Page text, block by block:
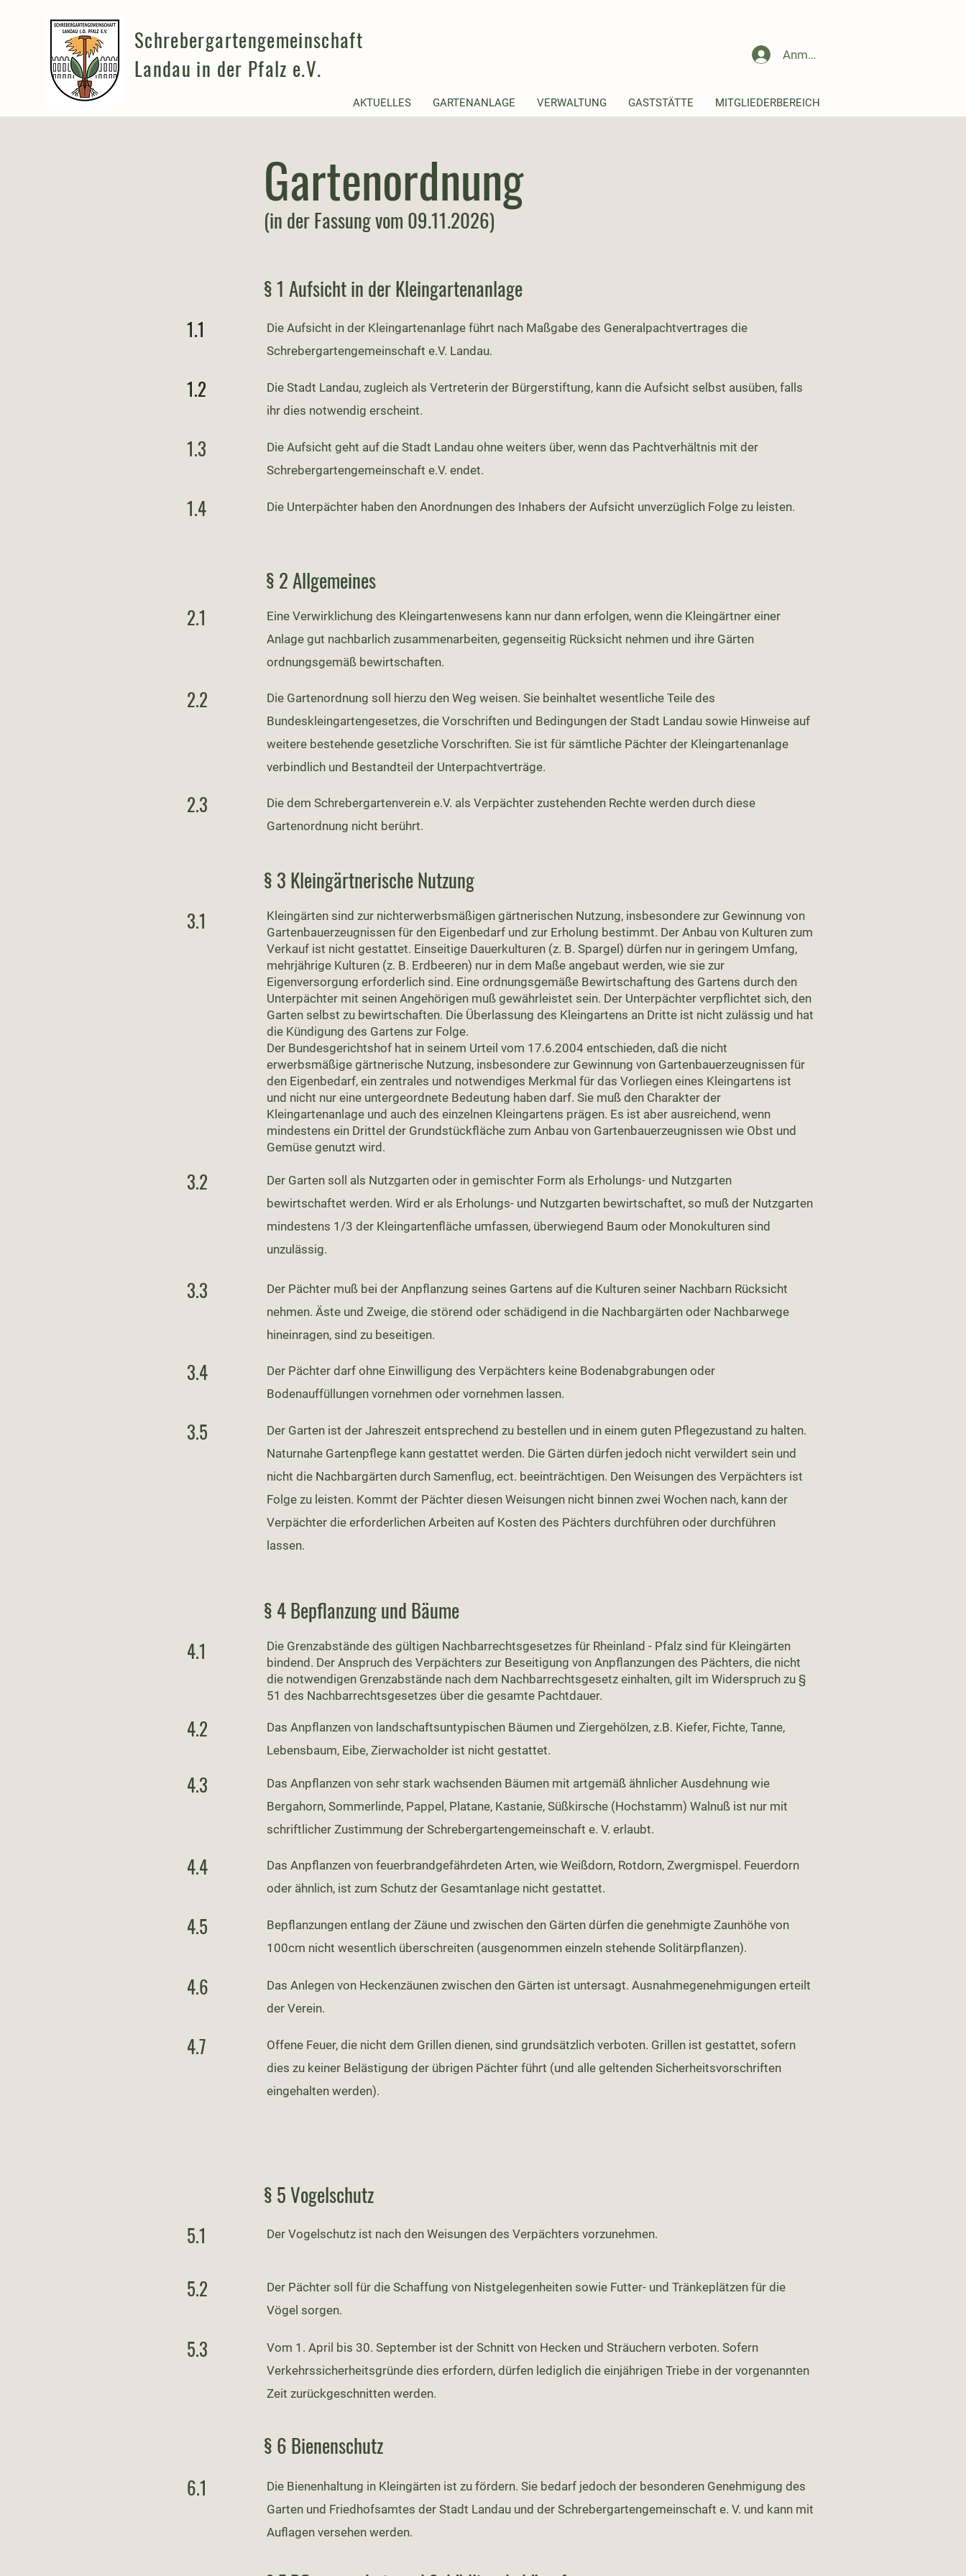
Schrebergartengemeinschaft
Landau in der Pfalz e.V.
Anmelden
AKTUELLES GARTENANLAGE VERWALTUNG GASTSTÄTTE MITGLIEDERBEREICH
Gartenordnung
(in der Fassung vom 09.11.2026)
§ 1 Aufsicht in der Kleingartenanlage
1.1
Die Aufsicht in der Kleingartenanlage führt nach Maßgabe des Generalpachtvertrages die
Schrebergartengemeinschaft e.V. Landau.
1.2
Die Stadt Landau, zugleich als Vertreterin der Bürgerstiftung, kann die Aufsicht selbst ausüben, falls
ihr dies notwendig erscheint.
1.3
Die Aufsicht geht auf die Stadt Landau ohne weiters über, wenn das Pachtverhältnis mit der
Schrebergartengemeinschaft e.V. endet.
1.4 Die Unterpächter haben den Anordnungen des Inhabers der Aufsicht unverzüglich Folge zu leisten.
§ 2 Allgemeines
2.1
Eine Verwirklichung des Kleingartenwesens kann nur dann erfolgen, wenn die Kleingärtner einer
Anlage gut nachbarlich zusammenarbeiten, gegenseitig Rücksicht nehmen und ihre Gärten
ordnungsgemäß bewirtschaften.
2.2
Die Gartenordnung soll hierzu den Weg weisen. Sie beinhaltet wesentliche Teile des
Bundeskleingartengesetzes, die Vorschriften und Bedingungen der Stadt Landau sowie Hinweise auf
weitere bestehende gesetzliche Vorschriften. Sie ist für sämtliche Pächter der Kleingartenanlage
verbindlich und Bestandteil der Unterpachtverträge.
2.3
Die dem Schrebergartenverein e.V. als Verpächter zustehenden Rechte werden durch diese
Gartenordnung nicht berührt.
§ 3 Kleingärtnerische Nutzung
3.1
Kleingärten sind zur nichterwerbsmäßigen gärtnerischen Nutzung, insbesondere zur Gewinnung von
Gartenbauerzeugnissen für den Eigenbedarf und zur Erholung bestimmt. Der Anbau von Kulturen zum
Verkauf ist nicht gestattet. Einseitige Dauerkulturen (z. B. Spargel) dürfen nur in geringem Umfang,
mehrjährige Kulturen (z. B. Erdbeeren) nur in dem Maße angebaut werden, wie sie zur
Eigenversorgung erforderlich sind. Eine ordnungsgemäße Bewirtschaftung des Gartens durch den
Unterpächter mit seinen Angehörigen muß gewährleistet sein. Der Unterpächter verpflichtet sich, den
Garten selbst zu bewirtschaften. Die Überlassung des Kleingartens an Dritte ist nicht zulässig und hat
die Kündigung des Gartens zur Folge.
Der Bundesgerichtshof hat in seinem Urteil vom 17.6.2004 entschieden, daß die nicht
erwerbsmäßige gärtnerische Nutzung, insbesondere zur Gewinnung von Gartenbauerzeugnissen für
den Eigenbedarf, ein zentrales und notwendiges Merkmal für das Vorliegen eines Kleingartens ist
und nicht nur eine untergeordnete Bedeutung haben darf. Sie muß den Charakter der
Kleingartenanlage und auch des einzelnen Kleingartens prägen. Es ist aber ausreichend, wenn
mindestens ein Drittel der Grundstückfläche zum Anbau von Gartenbauerzeugnissen wie Obst und
Gemüse genutzt wird.
3.2
Der Garten soll als Nutzgarten oder in gemischter Form als Erholungs- und Nutzgarten
bewirtschaftet werden. Wird er als Erholungs- und Nutzgarten bewirtschaftet, so muß der Nutzgarten
mindestens 1/3 der Kleingartenfläche umfassen, überwiegend Baum oder Monokulturen sind
unzulässig.
3.3
Der Pächter muß bei der Anpflanzung seines Gartens auf die Kulturen seiner Nachbarn Rücksicht
nehmen. Äste und Zweige, die störend oder schädigend in die Nachbargärten oder Nachbarwege
hineinragen, sind zu beseitigen.
3.4
Der Pächter darf ohne Einwilligung des Verpächters keine Bodenabgrabungen oder
Bodenauffüllungen vornehmen oder vornehmen lassen.
3.5
Der Garten ist der Jahreszeit entsprechend zu bestellen und in einem guten Pflegezustand zu halten.
Naturnahe Gartenpflege kann gestattet werden. Die Gärten dürfen jedoch nicht verwildert sein und
nicht die Nachbargärten durch Samenflug, ect. beeinträchtigen. Den Weisungen des Verpächters ist
Folge zu leisten. Kommt der Pächter diesen Weisungen nicht binnen zwei Wochen nach, kann der
Verpächter die erforderlichen Arbeiten auf Kosten des Pächters durchführen oder durchführen
lassen.
§ 4 Bepflanzung und Bäume
4.1
Die Grenzabstände des gültigen Nachbarrechtsgesetzes für Rheinland - Pfalz sind für Kleingärten
bindend. Der Anspruch des Verpächters zur Beseitigung von Anpflanzungen des Pächters, die nicht
die notwendigen Grenzabstände nach dem Nachbarrechtsgesetz einhalten, gilt im Widerspruch zu §
51 des Nachbarrechtsgesetzes über die gesamte Pachtdauer.
4.2
Das Anpflanzen von landschaftsuntypischen Bäumen und Ziergehölzen, z.B. Kiefer, Fichte, Tanne,
Lebensbaum, Eibe, Zierwacholder ist nicht gestattet.
4.3
Das Anpflanzen von sehr stark wachsenden Bäumen mit artgemäß ähnlicher Ausdehnung wie
Bergahorn, Sommerlinde, Pappel, Platane, Kastanie, Süßkirsche (Hochstamm) Walnuß ist nur mit
schriftlicher Zustimmung der Schrebergartengemeinschaft e. V. erlaubt.
4.4
Das Anpflanzen von feuerbrandgefährdeten Arten, wie Weißdorn, Rotdorn, Zwergmispel. Feuerdorn
oder ähnlich, ist zum Schutz der Gesamtanlage nicht gestattet.
4.5
Bepflanzungen entlang der Zäune und zwischen den Gärten dürfen die genehmigte Zaunhöhe von
100cm nicht wesentlich überschreiten (ausgenommen einzeln stehende Solitärpflanzen).
4.6
Das Anlegen von Heckenzäunen zwischen den Gärten ist untersagt. Ausnahmegenehmigungen erteilt
der Verein.
4.7
Offene Feuer, die nicht dem Grillen dienen, sind grundsätzlich verboten. Grillen ist gestattet, sofern
dies zu keiner Belästigung der übrigen Pächter führt (und alle geltenden Sicherheitsvorschriften
eingehalten werden).
§ 5 Vogelschutz
5.1 Der Vogelschutz ist nach den Weisungen des Verpächters vorzunehmen.
5.2
Der Pächter soll für die Schaffung von Nistgelegenheiten sowie Futter- und Tränkeplätzen für die
Vögel sorgen.
5.3
Vom 1. April bis 30. September ist der Schnitt von Hecken und Sträuchern verboten. Sofern
Verkehrssicherheitsgründe dies erfordern, dürfen lediglich die einjährigen Triebe in der vorgenannten
Zeit zurückgeschnitten werden.
§ 6 Bienenschutz
6.1
Die Bienenhaltung in Kleingärten ist zu fördern. Sie bedarf jedoch der besonderen Genehmigung des
Garten und Friedhofsamtes der Stadt Landau und der Schrebergartengemeinschaft e. V. und kann mit
Auflagen versehen werden.